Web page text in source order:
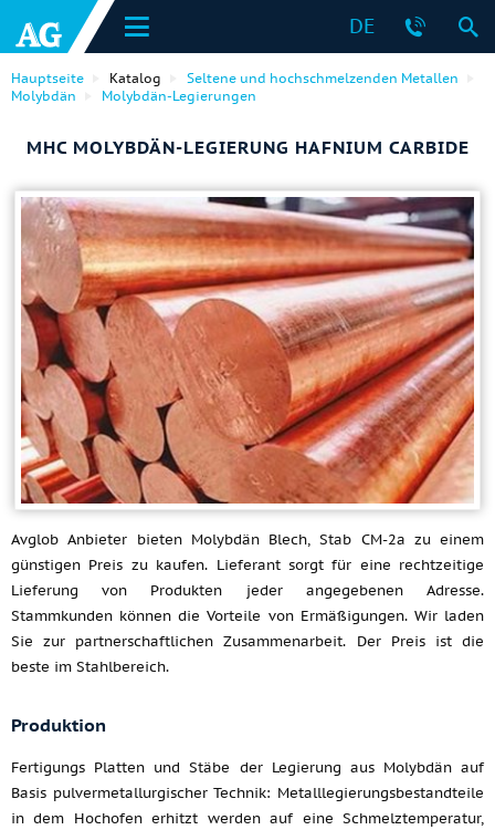
DE
Hauptseite Katalog
Seltene und hochschmelzenden Metallen
Molybdän
Molybdän-Legierungen
MHC MOLYBDÄN-LEGIERUNG HAFNIUM CARBIDE
Avglob Anbieter bieten Molybdän Blech, Stab CM-2a zu einem
günstigen Preis zu kaufen. Lieferant sorgt für eine rechtzeitige
Lieferung von Produkten jeder angegebenen Adresse.
Stammkunden können die Vorteile von Ermäßigungen. Wir laden
Sie zur partnerschaftlichen Zusammenarbeit. Der Preis ist die
beste im Stahlbereich.
Produktion
Fertigungs Platten und Stäbe der Legierung aus Molybdän auf
Basis pulvermetallurgischer Technik: Metalllegierungsbestandteile
in dem Hochofen erhitzt werden auf eine Schmelztemperatur,